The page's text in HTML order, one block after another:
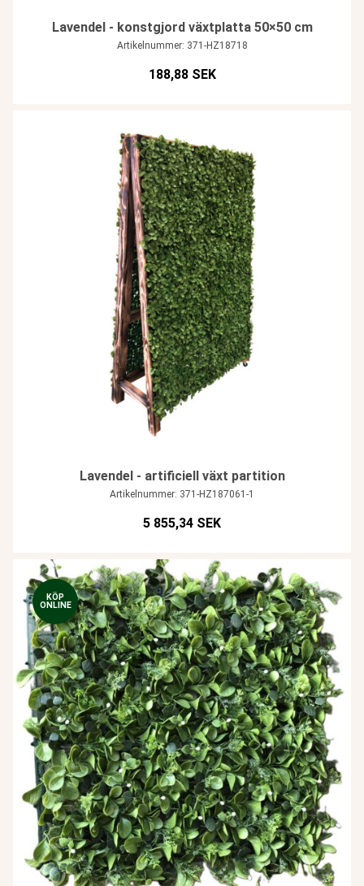
Lavendel - konstgjord växtplatta 50×50 cm
Artikelnummer: 371-HZ18718
188,88 SEK
Lavendel - artificiell växt partition
Artikelnummer: 371-HZ187061-1
5 855,34 SEK
KÖP
ONLINE